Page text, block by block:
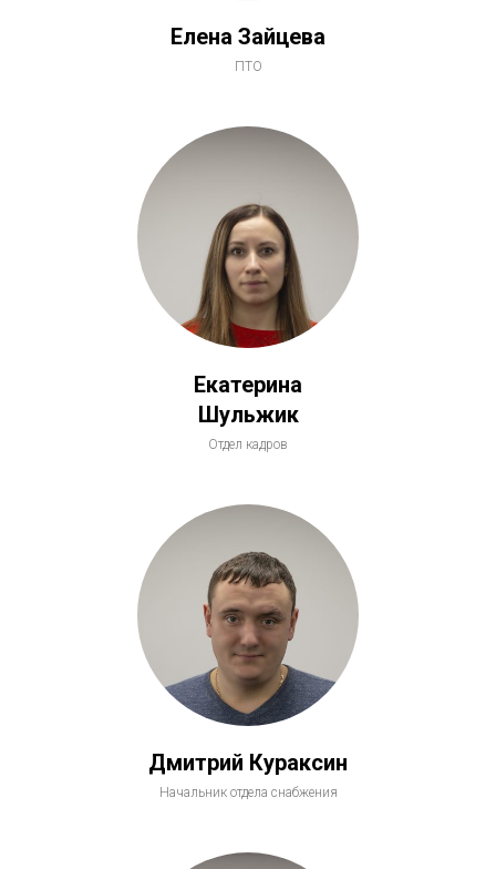
Елена Зайцева
ПТО
Екатерина
Шульжик
Отдел кадров
Дмитрий Кураксин
Начальник отдела снабжения